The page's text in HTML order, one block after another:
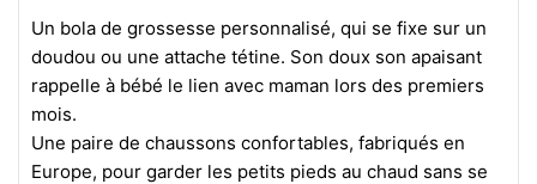
Un bola de grossesse personnalisé, qui se fixe sur un
doudou ou une attache tétine. Son doux son apaisant
rappelle à bébé le lien avec maman lors des premiers
mois.
Une paire de chaussons confortables, fabriqués en
Europe, pour garder les petits pieds au chaud sans se